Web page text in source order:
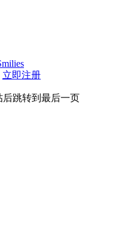
立即注册
后跳转到最后一页